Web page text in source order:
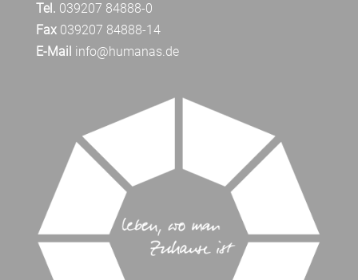
Tel. 039207 84888-0
Fax039207 84888-14
E-Mail info@humanas.de